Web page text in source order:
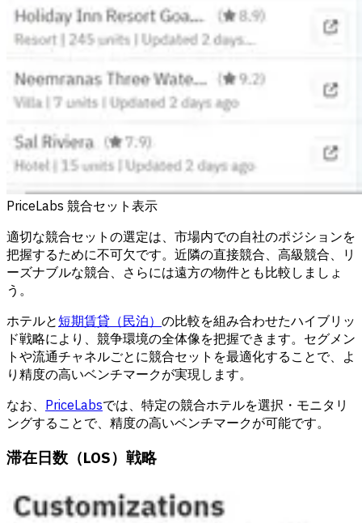
PriceLabs 競合セット表示
適切な競合セットの選定は、市場内での自社のポジションを
把握するために不可欠です。近隣の直接競合、高級競合、リ
ーズナブルな競合、さらには遠方の物件とも比較しましょ
う。
ホテルと短期賃貸（民泊） の比較を組み合わせたハイブリッ
ド戦略により、競争環境の全体像を把握できます。セグメン
トや流通チャネルごとに競合セットを最適化することで、よ
り精度の高いベンチマークが実現します。
なお、 PriceLabsでは、特定の競合ホテルを選択・モニタリ
ングすることで、精度の高いベンチマークが可能です。
滞在日数（LOS）戦略